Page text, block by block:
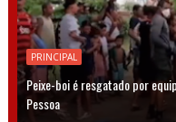
PRINCIPAL
Peixe-boi é resgatado por
Pessoa